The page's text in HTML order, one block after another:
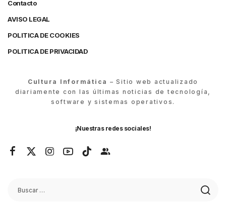
Contacto
AVISO LEGAL
POLITICA DE COOKIES
POLITICA DE PRIVACIDAD
Cultura Informática – Sitio web actualizado
diariamente con las últimas noticias de tecnología,
software y sistemas operativos.
¡Nuestras redes sociales!